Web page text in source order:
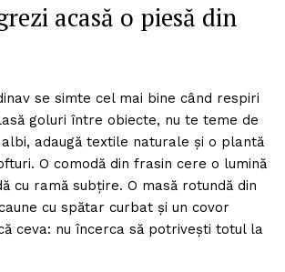
acasă o piesă din
se simte cel mai bine când respiri
goluri între obiecte, nu te teme de
adaugă textile naturale și o plantă
O comodă din frasin cere o lumină
cu ramă subțire. O masă rotundă din
cu spătar curbat și un covor
ceva: nu încerca să potrivești totul la